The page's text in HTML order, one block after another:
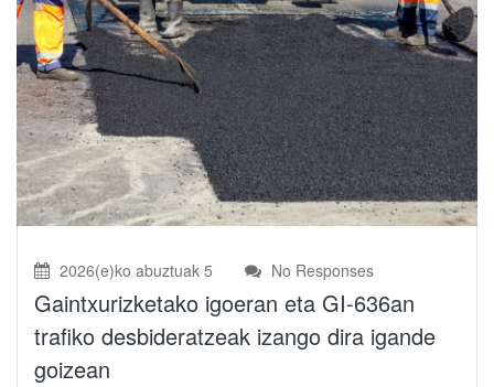
2026(e)ko abuztuak 5 No Responses
Gaintxurizketako igoeran eta GI-636an
trafiko desbideratzeak izango dira igande
goizean